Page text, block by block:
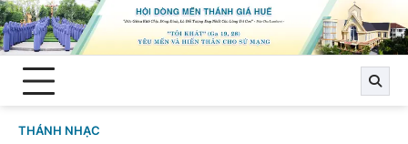
Skip
to
content
THÁNH NHẠC